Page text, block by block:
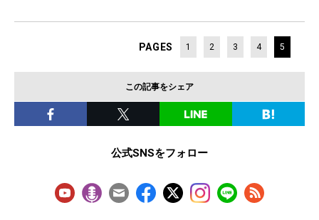
PAGES 1 2 3 4 5
この記事をシェア
公式SNSをフォロー